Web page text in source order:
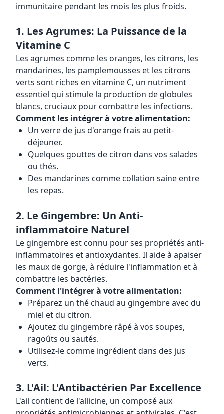
immunitaire pendant les mois les plus froids.
1. Les Agrumes: La Puissance de la
Vitamine C
Les agrumes comme les oranges, les citrons, les
mandarines, les pamplemousses et les citrons
verts sont riches en vitamine C, un nutriment
essentiel qui stimule la production de globules
blancs, cruciaux pour combattre les infections.
Comment les intégrer à votre alimentation:
Un verre de jus d'orange frais au petit-
déjeuner.
Quelques gouttes de citron dans vos salades
ou thés.
Des mandarines comme collation saine entre
les repas.
2. Le Gingembre: Un Anti-
inflammatoire Naturel
Le gingembre est connu pour ses propriétés anti-
inflammatoires et antioxydantes. Il aide à apaiser
les maux de gorge, à réduire l'inflammation et à
combattre les bactéries.
Comment l'intégrer à votre alimentation:
Préparez un thé chaud au gingembre avec du
miel et du citron.
Ajoutez du gingembre râpé à vos soupes,
ragoûts ou sautés.
Utilisez-le comme ingrédient dans des jus
verts.
3. L'Ail: L'Antibactérien Par Excellence
L'ail contient de l'allicine, un composé aux